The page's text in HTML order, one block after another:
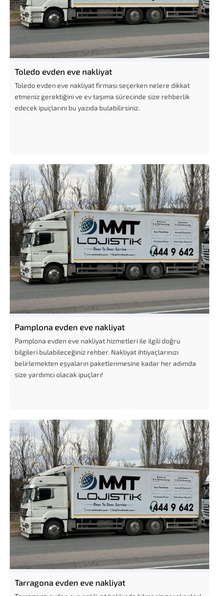
Toledo evden eve nakliyat
Toledo evden eve nakliyat firması seçerken nelere dikkat
etmeniz gerektiğini ve ev taşıma sürecinde size rehberlik
edecek ipuçlarını bu yazıda bulabilirsiniz.
Pamplona evden eve nakliyat
Pamplona evden eve nakliyat hizmetleri ile ilgili doğru
bilgileri bulabileceğiniz rehber. Nakliyat ihtiyaçlarınızı
belirlemekten eşyaların paketlenmesine kadar her adımda
size yardımcı olacak ipuçları!
Tarragona evden eve nakliyat